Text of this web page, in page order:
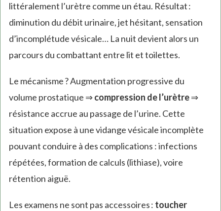
littéralement l’urètre comme un étau. Résultat :
diminution du débit urinaire, jet hésitant, sensation
d’incomplétude vésicale… La nuit devient alors un
parcours du combattant entre lit et toilettes.
Le mécanisme ? Augmentation progressive du
volume prostatique ⇒compression de l’urètre⇒
résistance accrue au passage de l’urine. Cette
situation expose à une vidange vésicale incomplète
pouvant conduire à des complications : infections
répétées, formation de calculs (lithiase), voire
rétention aiguë.
Les examens ne sont pas accessoires : toucher